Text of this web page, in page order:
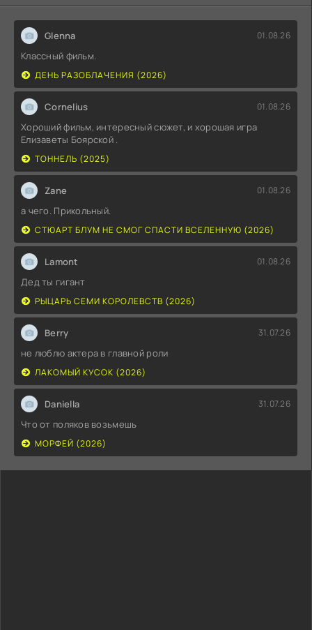
Glenna 01.08.26
Классный фильм.
ДЕНЬ РАЗОБЛАЧЕНИЯ (2026)
Cornelius 01.08.26
Хороший фильм, интересный сюжет, и хорошая игра
Елизаветы Боярской .
ТОННЕЛЬ (2025)
Zane 01.08.26
а чего. Прикольный.
СТЮАРТ БЛУМ НЕ СМОГ СПАСТИ ВСЕЛЕННУЮ (2026)
Lamont 01.08.26
Дед ты гигант
РЫЦАРЬ СЕМИ КОРОЛЕВСТВ (2026)
Berry 31.07.26
не люблю актера в главной роли
ЛАКОМЫЙ КУСОК (2026)
Daniella 31.07.26
Что от поляков возьмешь
МОРФЕЙ (2026)